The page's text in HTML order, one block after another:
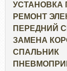
УСТАНОВКА
РЕМОНТ
ПЕРЕДНИЙ
ЗАМЕНА
СПАЛЬНИК